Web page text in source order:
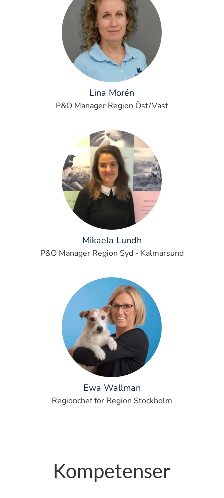
Lina Morén
P&O Manager Region Öst/Väst
Mikaela Lundh
P&O Manager Region Syd - Kalmarsund
Ewa Wallman
Regionchef för Region Stockholm
Kompetenser
Övriga kliniska roller